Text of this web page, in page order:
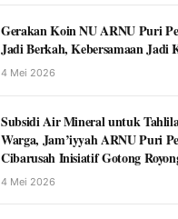
Gerakan Koin NU ARNU Puri
Jadi Berkah, Kebersamaan Jadi
4 Mei 2026
Subsidi Air Mineral untuk
Warga, Jam’iyyah ARNU Puri
Cibarusah Inisiatif Gotong
4 Mei 2026